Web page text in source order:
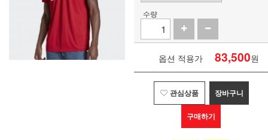
수량
옵션 적용가 83,500원
관심상품 장바구니
구매하기